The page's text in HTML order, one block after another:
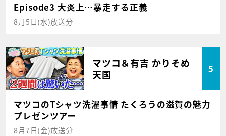
Episode3 大炎上…暴走する正義
8月5日(水)放送分
マツコ＆有吉 かりそめ
天国
5
マツコのTシャツ洗濯事情 たくろうの滋賀の魅力
プレゼンツアー
8月7日(金)放送分